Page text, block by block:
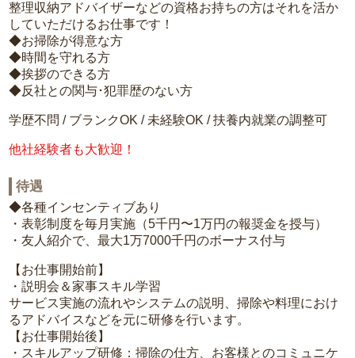
整理収納アドバイザーなどの資格お持ちの方はそれを活か
していただけるお仕事です！
◆お掃除が得意な方
◆時間を守れる方
◆挨拶のできる方
◆反社との関与･犯罪歴のない方
学歴不問 / ブランクOK / 未経験OK / 扶養内就業の調整可
他社経験者も大歓迎！
待遇
◆各種インセンティブあり
・表彰制度を毎月実施（5千円〜1万円の報奨金を授与）
・友人紹介で、最大1万7000千円のボーナス付与
【お仕事開始前】
・説明会＆家事スキル学習
サービス実施の流れやシステムの説明、掃除や料理におけ
るアドバイスなどを元に研修を行います。
【お仕事開始後】
・スキルアップ研修：掃除の仕方、お客様とのコミュニケ